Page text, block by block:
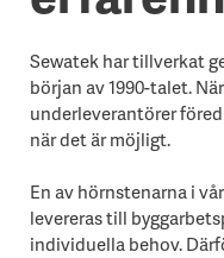
Sewatek har tillverkat
början av 1990-talet.
underleverantörer
när det är möjligt.
En av hörnstenarna i
levereras till
individuella behov.